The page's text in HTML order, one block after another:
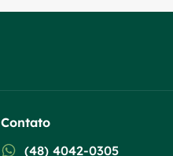
Contato
(48) 4042-0305